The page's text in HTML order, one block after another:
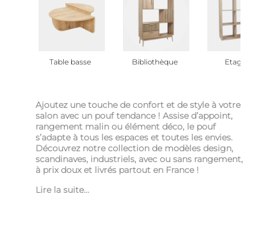
Table basse Bibliothèque Etagère
Ajoutez une touche de confort et de style à votre
salon avec un pouf tendance ! Assise d’appoint,
rangement malin ou élément déco, le pouf
s’adapte à tous les espaces et toutes les envies.
Découvrez notre collection de modèles design,
scandinaves, industriels, avec ou sans rangement,
à prix doux et livrés partout en France !
Lire la suite...